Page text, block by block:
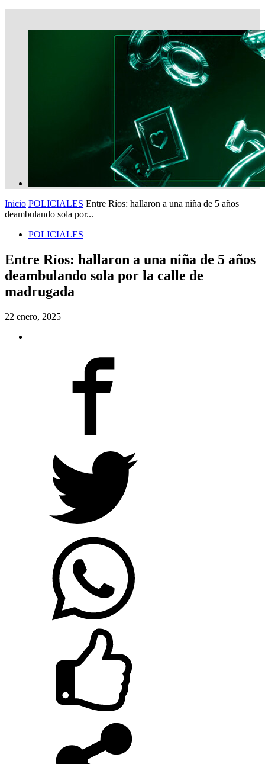
Inicio POLICIALES Entre Ríos: hallaron a una niña de 5 años
deambulando sola por...
POLICIALES
Entre Ríos: hallaron a una niña de 5 años
deambulando sola por la calle de
madrugada
22 enero, 2025